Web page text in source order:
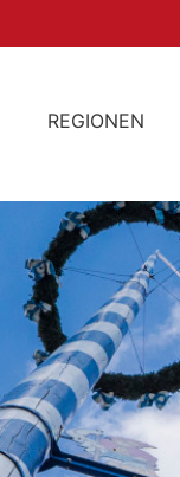
REGIONEN